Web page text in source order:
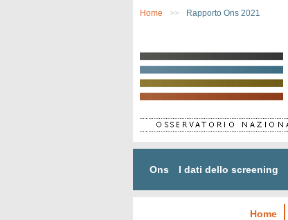
Home >> Rapporto Ons 2021
Ons I dati dello screening
Home